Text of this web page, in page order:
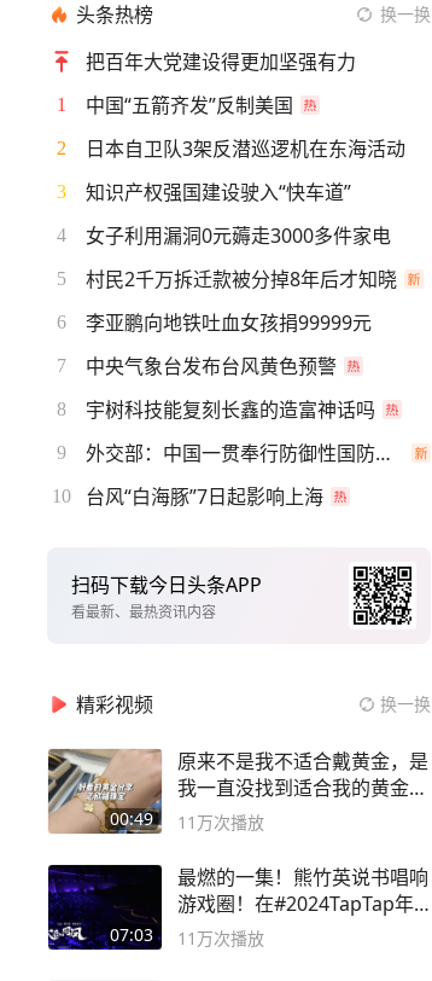
头条热榜 换一换
把百年大党建设得更加坚强有力
1 中国“五箭齐发”反制美国
2 日本自卫队3架反潜巡逻机在东海活动
3 知识产权强国建设驶入“快车道”
4 女子利用漏洞0元薅走3000多件家电
5 村民2千万拆迁款被分掉8年后才知晓
6 李亚鹏向地铁吐血女孩捐99999元
7 中央气象台发布台风黄色预警
8 宇树科技能复刻长鑫的造富神话吗
9 外交部：中国一贯奉行防御性国防政策
10 台风“白海豚”7日起影响上海
扫码下载今日头条APP
看最新、最热资讯内容
精彩视频 换一换
00:49
原来不是我不适合戴黄金，是
我一直没找到适合我的黄金
😭
11万次播放
07:03
最燃的一集！熊竹英说书唱响
游戏圈！在#2024TapTap年
度游戏大赏
11万次播放